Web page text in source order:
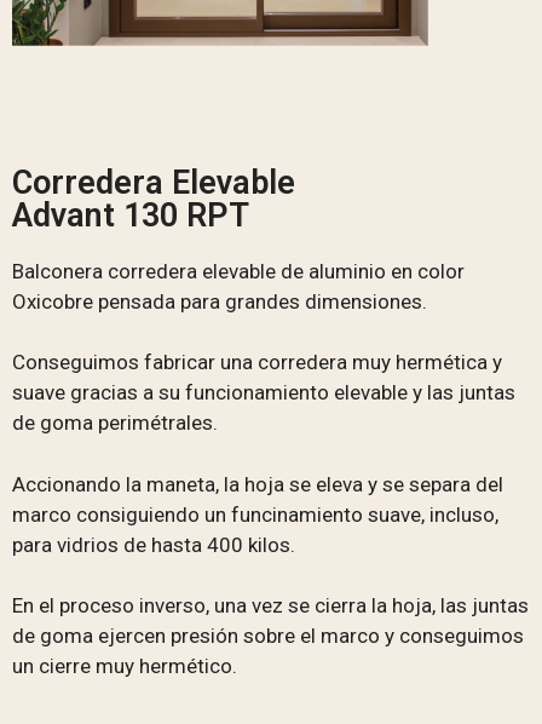
Corredera Elevable
Advant 130 RPT
Balconera corredera elevable de aluminio en color
Oxicobre pensada para grandes dimensiones.
Conseguimos fabricar una corredera muy hermética y
suave gracias a su funcionamiento elevable y las juntas
de goma perimétrales.
Accionando la maneta, la hoja se eleva y se separa del
marco consiguiendo un funcinamiento suave, incluso,
para vidrios de hasta 400 kilos.
En el proceso inverso, una vez se cierra la hoja, las juntas
de goma ejercen presión sobre el marco y conseguimos
un cierre muy hermético.